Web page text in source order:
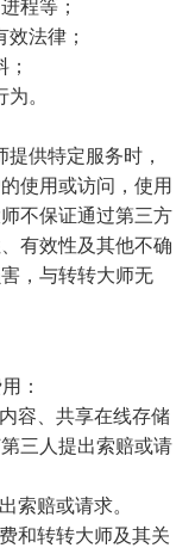
程等；
法律；
。
供特定服务时，
使用或访问，使用
不保证通过第三方
有效性及其他不确
，与转转大师无
：
容、共享在线存储
三人提出索赔或请
索赔或请求。
和转转大师及其关